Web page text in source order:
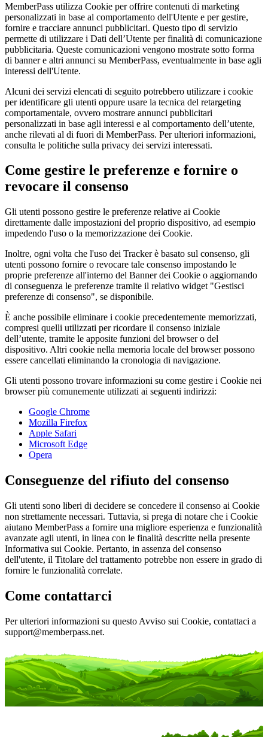
MemberPass utilizza Cookie per offrire contenuti di marketing
personalizzati in base al comportamento dell'Utente e per gestire,
fornire e tracciare annunci pubblicitari. Questo tipo di servizio
permette di utilizzare i Dati dell’Utente per finalità di comunicazione
pubblicitaria. Queste comunicazioni vengono mostrate sotto forma
di banner e altri annunci su MemberPass, eventualmente in base agli
interessi dell'Utente.
Alcuni dei servizi elencati di seguito potrebbero utilizzare i cookie
per identificare gli utenti oppure usare la tecnica del retargeting
comportamentale, ovvero mostrare annunci pubblicitari
personalizzati in base agli interessi e al comportamento dell’utente,
anche rilevati al di fuori di MemberPass. Per ulteriori informazioni,
consulta le politiche sulla privacy dei servizi interessati.
Come gestire le preferenze e fornire o
revocare il consenso
Gli utenti possono gestire le preferenze relative ai Cookie
direttamente dalle impostazioni del proprio dispositivo, ad esempio
impedendo l'uso o la memorizzazione dei Cookie.
Inoltre, ogni volta che l'uso dei Tracker è basato sul consenso, gli
utenti possono fornire o revocare tale consenso impostando le
proprie preferenze all'interno del Banner dei Cookie o aggiornando
di conseguenza le preferenze tramite il relativo widget "Gestisci
preferenze di consenso", se disponibile.
È anche possibile eliminare i cookie precedentemente memorizzati,
compresi quelli utilizzati per ricordare il consenso iniziale
dell’utente, tramite le apposite funzioni del browser o del
dispositivo. Altri cookie nella memoria locale del browser possono
essere cancellati eliminando la cronologia di navigazione.
Gli utenti possono trovare informazioni su come gestire i Cookie nei
browser più comunemente utilizzati ai seguenti indirizzi:
Google Chrome
Mozilla Firefox
Apple Safari
Microsoft Edge
Opera
Conseguenze del rifiuto del consenso
Gli utenti sono liberi di decidere se concedere il consenso ai Cookie
non strettamente necessari. Tuttavia, si prega di notare che i Cookie
aiutano MemberPass a fornire una migliore esperienza e funzionalità
avanzate agli utenti, in linea con le finalità descritte nella presente
Informativa sui Cookie. Pertanto, in assenza del consenso
dell'utente, il Titolare del trattamento potrebbe non essere in grado di
fornire le funzionalità correlate.
Come contattarci
Per ulteriori informazioni su questo Avviso sui Cookie, contattaci a
support@memberpass.net.